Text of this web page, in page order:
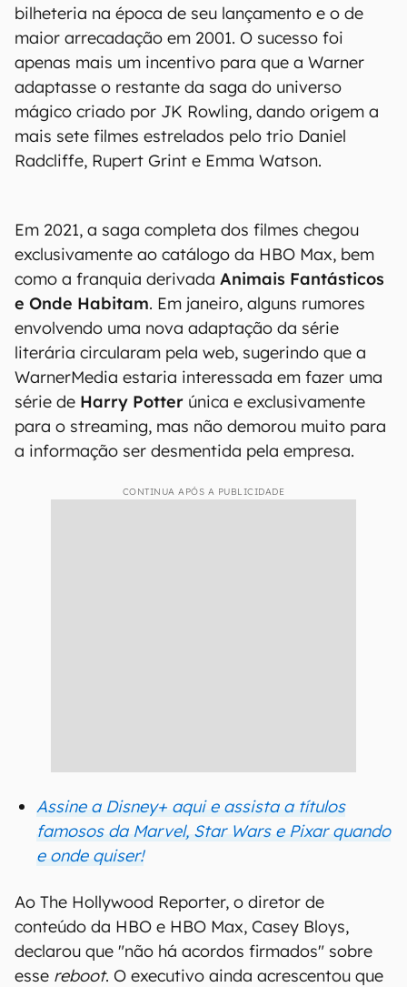
bilheteria na época de seu lançamento e o de
maior arrecadação em 2001. O sucesso foi
apenas mais um incentivo para que a Warner
adaptasse o restante da saga do universo
mágico criado por JK Rowling, dando origem a
mais sete filmes estrelados pelo trio Daniel
Radcliffe, Rupert Grint e Emma Watson.
Em 2021, a saga completa dos filmes chegou
exclusivamente ao catálogo da HBO Max, bem
como a franquia derivada Animais Fantásticos
e Onde Habitam. Em janeiro, alguns rumores
envolvendo uma nova adaptação da série
literária circularam pela web, sugerindo que a
WarnerMedia estaria interessada em fazer uma
série de Harry Potter única e exclusivamente
para o streaming, mas não demorou muito para
a informação ser desmentida pela empresa.
CONTINUA APÓS A PUBLICIDADE
Assine a Disney+ aqui e assista a títulos
famosos da Marvel, Star Wars e Pixar quando
e onde quiser!
Ao The Hollywood Reporter, o diretor de
conteúdo da HBO e HBO Max, Casey Bloys,
declarou que "não há acordos firmados" sobre
esse reboot. O executivo ainda acrescentou que